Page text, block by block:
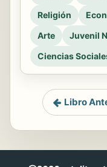
Religión
Arte
Juvenil
Ciencias
Libro